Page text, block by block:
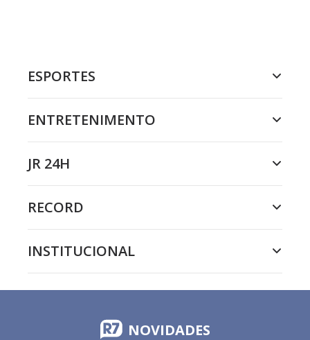
ESPORTES
ENTRETENIMENTO
JR 24H
RECORD
INSTITUCIONAL
NOVIDADES